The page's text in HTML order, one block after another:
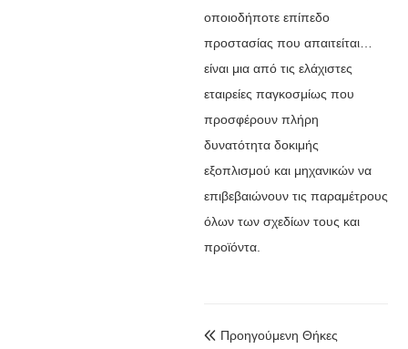
οποιοδήποτε επίπεδο
προστασίας που απαιτείται…
είναι μια από τις ελάχιστες
εταιρείες παγκοσμίως που
προσφέρουν πλήρη
δυνατότητα δοκιμής
εξοπλισμού και μηχανικών να
επιβεβαιώνουν τις παραμέτρους
όλων των σχεδίων τους και
προϊόντα.
 Προηγούμενη Θήκες